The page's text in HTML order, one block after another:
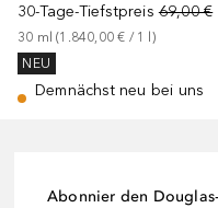
30-Tage-Tiefstpreis 69,00 €
30 ml (1.840,00 € / 1 l)
NEU
Demnächst neu bei uns
Abonnier den